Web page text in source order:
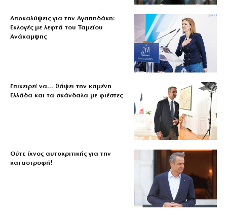
Αποκαλύψεις για την Αγαπηδάκη:
Εκλογές με λεφτά του Ταμείου
Ανάκαμψης
Επιχειρεί να… θάψει την καμένη
Ελλάδα και τα σκάνδαλα με φιέστες
Ούτε ίχνος αυτοκριτικής για την
καταστροφή!